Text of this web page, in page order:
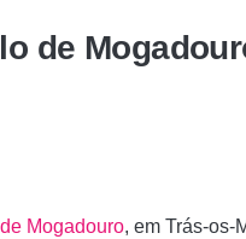
de
Mogadouro, em Trás-os-